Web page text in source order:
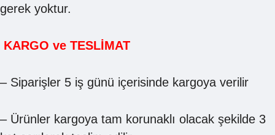
gerek yoktur.
KARGO ve TESLİMAT
– Siparişler 5 iş günü içerisinde kargoya verilir
– Ürünler kargoya tam korunaklı olacak şekilde 3